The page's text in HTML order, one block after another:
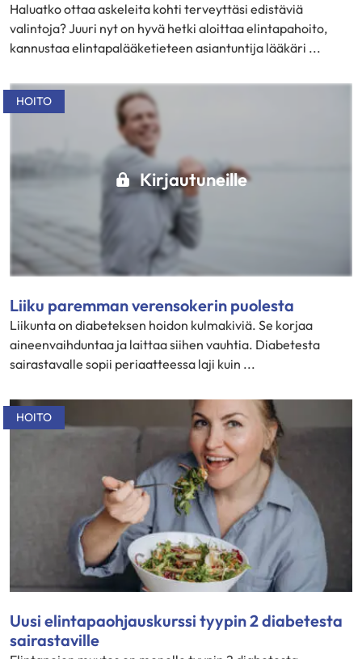
Haluatko ottaa askeleita kohti terveyttäsi edistäviä
valintoja? Juuri nyt on hyvä hetki aloittaa elintapahoito,
kannustaa elintapalääketieteen asiantuntija lääkäri ...
Kirjautuneille
HOITO
Liiku paremman verensokerin puolesta
Liikunta on diabeteksen hoidon kulmakiviä. Se korjaa
aineenvaihduntaa ja laittaa siihen vauhtia. Diabetesta
sairastavalle sopii periaatteessa laji kuin ...
HOITO
Uusi elintapaohjauskurssi tyypin 2 diabetesta
sairastaville